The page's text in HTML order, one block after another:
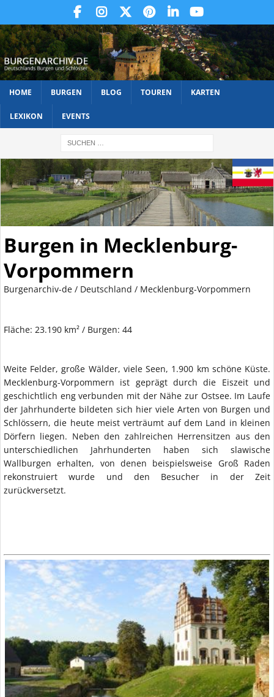
HOME BURGEN BLOG TOUREN KARTEN
LEXIKON EVENTS
Burgen in Mecklenburg-
Vorpommern
Burgenarchiv-de / Deutschland / Mecklenburg-Vorpommern
Fläche: 23.190 km² / Burgen: 44
Weite Felder, große Wälder, viele Seen, 1.900 km schöne Küste.
Mecklenburg-Vorpommern ist geprägt durch die Eiszeit und
geschichtlich eng verbunden mit der Nähe zur Ostsee. Im Laufe
der Jahrhunderte bildeten sich hier viele Arten von Burgen und
Schlössern, die heute meist verträumt auf dem Land in kleinen
Dörfern liegen. Neben den zahlreichen Herrensitzen aus den
unterschiedlichen Jahrhunderten haben sich slawische
Wallburgen erhalten, von denen beispielsweise Groß Raden
rekonstruiert wurde und den Besucher in der Zeit
zurückversetzt.